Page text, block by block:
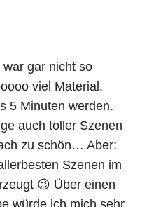
gar nicht so
viel Material,
5 Minuten werden.
auch toller Szenen
zu schön… Aber:
Szenen im
😉 Über einen
würde ich mich sehr